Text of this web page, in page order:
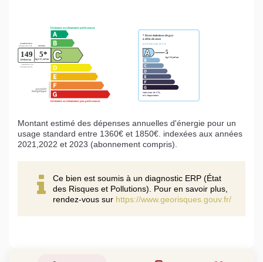
Montant estimé des dépenses annuelles d'énergie pour un
usage standard entre 1360€ et 1850€. indexées aux années
2021,2022 et 2023 (abonnement compris).
Ce bien est soumis à un diagnostic ERP (État
des Risques et Pollutions). Pour en savoir plus,
rendez-vous sur https://www.georisques.gouv.fr/